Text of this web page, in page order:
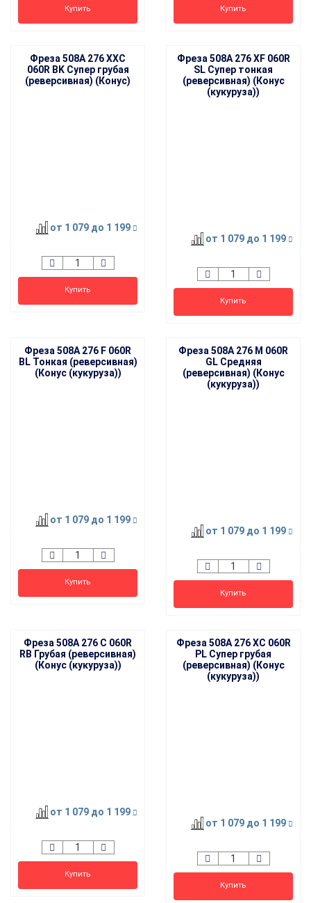
Купить Купить
Фреза 508A 276 XXC
060R BK Супер грубая
(реверсивная) (Конус)
от 1 079 до 1 199
Купить
Фреза 508A 276 XF 060R
SL Супер тонкая
(реверсивная) (Конус
(кукуруза))
от 1 079 до 1 199
Купить
Фреза 508A 276 F 060R
BL Тонкая (реверсивная)
(Конус (кукуруза))
от 1 079 до 1 199
Купить
Фреза 508A 276 M 060R
GL Средняя
(реверсивная) (Конус
(кукуруза))
от 1 079 до 1 199
Купить
Фреза 508A 276 C 060R
RB Грубая (реверсивная)
(Конус (кукуруза))
от 1 079 до 1 199
Купить
Фреза 508A 276 XC 060R
PL Супер грубая
(реверсивная) (Конус
(кукуруза))
от 1 079 до 1 199
Купить